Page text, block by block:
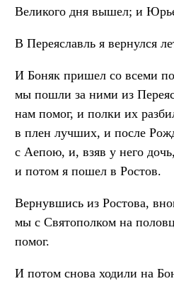
Великого дня вышел; и
В Переяславль я вернулся
И Боняк пришел со всеми
мы пошли за ними из
нам помог, и полки их
в плен лучших, и после
с Аепою, и, взяв у него
и потом я пошел в Ростов.
Вернувшись из Ростова,
мы с Святополком на
помог.
И потом снова ходили на